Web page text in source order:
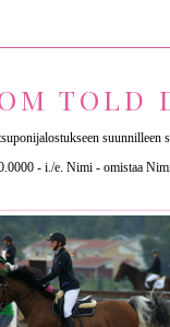
TOLD
suunnilleen
- i./e. Nimi - omistaa